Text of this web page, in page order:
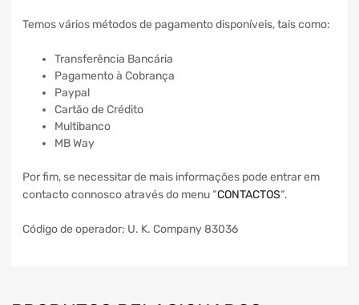
Temos vários métodos de pagamento disponíveis, tais como:
Transferência Bancária
Pagamento à Cobrança
Paypal
Cartão de Crédito
Multibanco
MB Way
Por fim, se necessitar de mais informações pode entrar em
contacto connosco através do menu “CONTACTOS“.
Código de operador: U. K. Company 83036